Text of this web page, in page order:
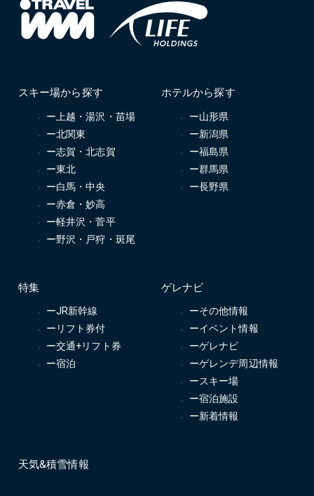
スキー場から探す
ー上越・湯沢・苗場
ー北関東
ー志賀・北志賀
ー東北
ー白馬・中央
ー赤倉・妙高
ー軽井沢・菅平
ー野沢・戸狩・斑尾
ホテルから探す
ー山形県
ー新潟県
ー福島県
ー群馬県
ー長野県
特集
ーJR新幹線
ーリフト券付
ー交通+リフト券
ー宿泊
ゲレナビ
ーその他情報
ーイベント情報
ーゲレナビ
ーゲレンデ周辺情報
ースキー場
ー宿泊施設
ー新着情報
天気&積雪情報